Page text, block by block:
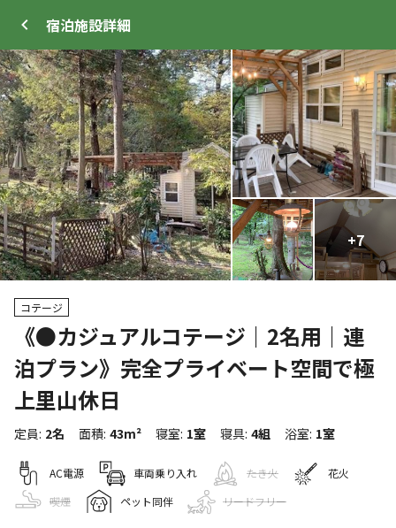
宿泊施設詳細
+7
コテージ
《●カジュアルコテージ｜2名用｜連
泊プラン》完全プライベート空間で極
上里山休日
定員: 2名 面積: 43m² 寝室: 1室 寝具: 4組 浴室: 1室
AC電源 車両乗り入れ たき火
花火
喫煙
ペット同伴 リードフリー
+62
トップ
WEB予約可能 クーポン利用可 宿泊施設
12人
ゲスト・イン 八城の杜
〒379-0225群馬県安中市松井田町八城上大見山1559-6
Googleマップで見る
温浴施設 ドッグラン